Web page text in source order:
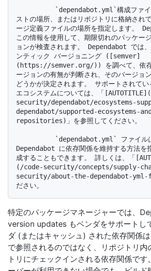
ストの場所、またはリポジトリに格納され
ージ定義ファイルの場所を指定します。
この情報を使用して、期限切れのパッケー
ョンが検査されます。 Dependabot では
ンティック バージョニング ([semver]
(https://semver.org/)) を調べて、依存
ージョンの有無が判断され、そのバージョ
どうかが決定されます。 サポートされてい
エコシステムについては、「
security/dependabot/ecosystems-
dependabot/supported-ecosystems-
repositories)」を参照してください。
Dependabot に依存関係を維持する方法を
成することもできます。 詳しくは、「
(/code-security/concepts/supply-
security/about-the-dependabot-yml-
特定のパッケージマネージャーでは、
version updates もベンダをサポートし
ダ (またはキャッシュ) された依存関係
で参照されるのではなく、リポジトリ内
トリにチェックインされる依存関係で